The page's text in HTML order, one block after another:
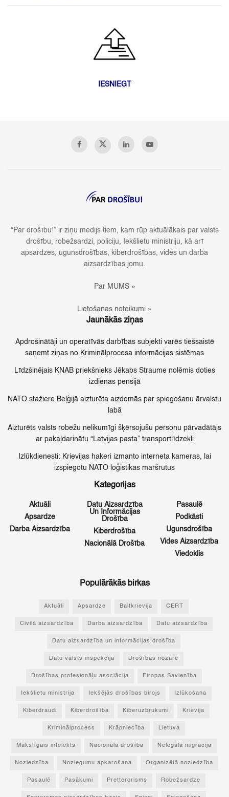
IESNIEGT
“Par drošību!” ir ziņu medijs tiem, kam rūp aktuālākais par valsts
drošību, robežsardzi, policiju, Iekšlietu ministriju, kā arī
apsardzes, ugunsdrošības, kiberdrošības, vides un darba
aizsardzības jomu.
Par MUMS »
Lietošanas noteikumi »
Jaunākās ziņas
Apdrošinātāji un operatīvās darbības subjekti varēs tiešsaistē
saņemt ziņas no Kriminālprocesa informācijas sistēmas
Līdzšinējais KNAB priekšnieks Jēkabs Straume nolēmis doties
izdienas pensijā
NATO stažiere Beļģijā aizturēta aizdomās par spiegošanu ārvalstu
labā
Aizturēts valsts robežu nelikumīgi šķērsojušu personu pārvadātājs
ar pakaļdarinātu “Latvijas pasta” transportlīdzekli
Izlūkdienesti: Krievijas hakeri izmanto interneta kameras, lai
izspiegotu NATO loģistikas maršrutus
Kategorijas
Aktuāli
Apsardze
Darba Aizsardzība
Datu Aizsardzība
Un Informācijas
Drošība
Kiberdrošība
Nacionālā Drošība
Pasaulē
Podkāsti
Ugunsdrošība
Vides Aizsardzība
Viedoklis
Populārākās birkas
Aktuāli Apsardze Baltkrievija CERT
Civilā aizsardzība Darba aizsardzība Datu aizsardzība
Datu aizsardzība un informācijas drošība
Datu valsts inspekcija Drošības nozare
Drošības profesionāļu asociācija Eiropas Savienība
Iekšlietu ministrija Iekšējās drošības birojs Izlūkošana
Kiberdraudi Kiberdrošība Kiberuzbrukumi Krievija
Kriminālprocess Krāpniecība Lietuva
Mākslīgais intelekts Nacionālā drošība Nelegālā migrācija
Noziedzība Noziegumu apkarošana Organizētā noziedzība
Pasaulē Pasākumi Pretterorisms Robežsardze